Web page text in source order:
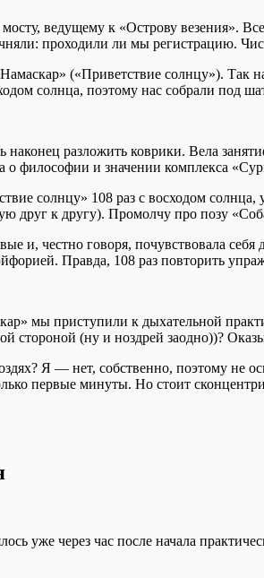
ведущему к «Острову везения».
проходили ли мы регистрацию.
(«Приветствие солнцу»).
солнца, поэтому нас собрали под
наконец разложить коврики. Вела
о философии и значении комплекса
солнцу» 108 раз с восходом
друг к другу). Промолчу про позу
и, честно говоря, почувствовала
Правда, 108 раз повторить
мы приступили к дыхательной
стороной (ну и ноздрей заодно))?
Я — нет, собственно, поэтому не
первые минуты. Но стоит
уже через час после начала